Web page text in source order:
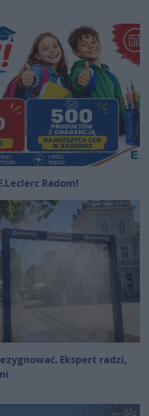
Radom!
Ekspert radzi,